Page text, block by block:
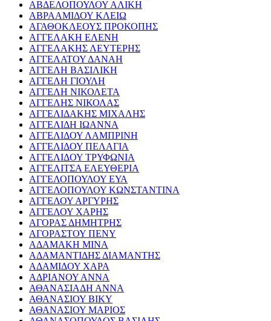
ΑΒΔΕΛΟΠΟΥΛΟΥ ΑΛΙΚΗ
ΑΒΡΑΑΜΙΔΟΥ ΚΛΕΙΩ
ΑΓΑΘΟΚΛΕΟΥΣ ΠΡΟΚΟΠΗΣ
ΑΓΓΕΛΑΚΗ ΕΛΕΝΗ
ΑΓΓΕΛΑΚΗΣ ΛΕΥΤΕΡΗΣ
ΑΓΓΕΛΑΤΟΥ ΔΑΝΑΗ
ΑΓΓΕΛΗ ΒΑΣΙΛΙΚΗ
ΑΓΓΕΛΗ ΓΙΟΥΛΗ
ΑΓΓΕΛΗ ΝΙΚΟΛΕΤΑ
ΑΓΓΕΛΗΣ ΝΙΚΟΛΑΣ
ΑΓΓΕΛΙΔΑΚΗΣ ΜΙΧΑΛΗΣ
ΑΓΓΕΛΙΔΗ ΙΩΑΝΝΑ
ΑΓΓΕΛΙΔΟΥ ΛΑΜΠΡΙΝΗ
ΑΓΓΕΛΙΔΟΥ ΠΕΛΑΓΙΑ
ΑΓΓΕΛΙΔΟΥ ΤΡΥΦΩΝΙΑ
ΑΓΓΕΛΙΤΣΑ ΕΛΕΥΘΕΡΙΑ
ΑΓΓΕΛΟΠΟΥΛΟΥ ΕΥΑ
ΑΓΓΕΛΟΠΟΥΛΟΥ ΚΩΝΣΤΑΝΤΙΝΑ
ΑΓΓΕΛΟΥ ΑΡΓΥΡΗΣ
ΑΓΓΕΛΟΥ ΧΑΡΗΣ
ΑΓΟΡΑΣ ΔΗΜΗΤΡΗΣ
ΑΓΟΡΑΣΤΟΥ ΠΕΝΥ
ΑΔΑΜΑΚΗ ΜΙΝΑ
ΑΔΑΜΑΝΤΙΔΗΣ ΔΙΑΜΑΝΤΗΣ
ΑΔΑΜΙΔΟΥ ΧΑΡΑ
ΑΔΡΙΑΝΟΥ ΑΝΝΑ
ΑΘΑΝΑΣΙΑΔΗ ΑΝΝΑ
ΑΘΑΝΑΣΙΟΥ ΒΙΚΥ
ΑΘΑΝΑΣΙΟΥ ΜΑΡΙΟΣ